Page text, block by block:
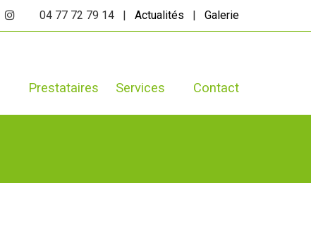
04 77 72 79 14 | Actualités | Galerie
Prestataires Services Contact